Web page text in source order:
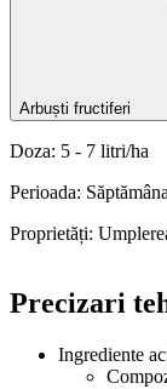
Arbuști fructiferi
Doza: 5 - 7 litri/ha
Perioada:
Proprietăți:
Precizari
Ingrediente